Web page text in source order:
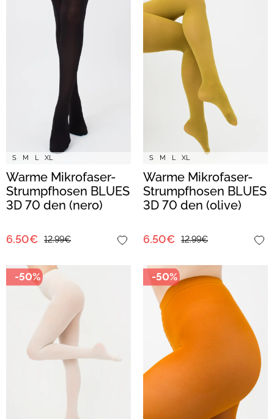
S M L XL
Warme Mikrofaser-
Strumpfhosen BLUES
3D 70 den (nero)
6.50€ 12.99€
S M L XL
Warme Mikrofaser-
Strumpfhosen BLUES
3D 70 den (olive)
6.50€ 12.99€
-50% -50%